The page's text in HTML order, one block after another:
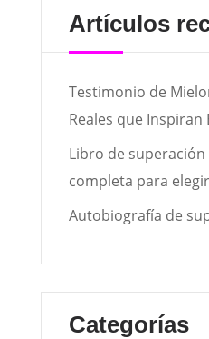
Artículos
Testimonio de
Reales que Inspiran
Libro de
completa para
Autobiografía de
Categorías